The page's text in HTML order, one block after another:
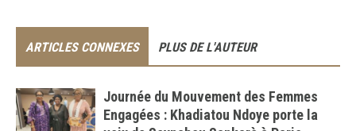
ARTICLES CONNEXES PLUS DE L'AUTEUR
Journée du Mouvement des Femmes
Engagées : Khadiatou Ndoye porte la